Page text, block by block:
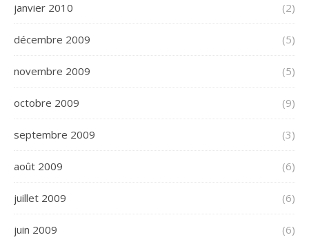
janvier 2010 (2)
décembre 2009 (5)
novembre 2009 (5)
octobre 2009 (9)
septembre 2009 (3)
août 2009 (6)
juillet 2009 (6)
juin 2009 (6)